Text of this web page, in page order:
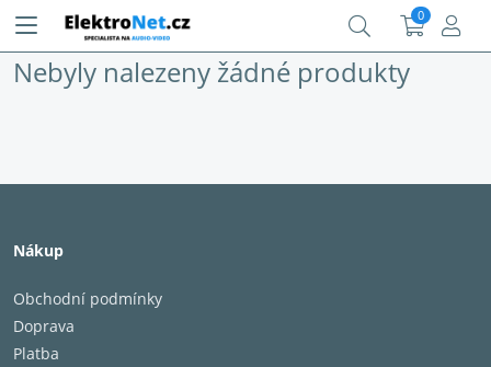
0
Nebyly nalezeny žádné produkty
Nákup
Obchodní podmínky
Doprava
Platba